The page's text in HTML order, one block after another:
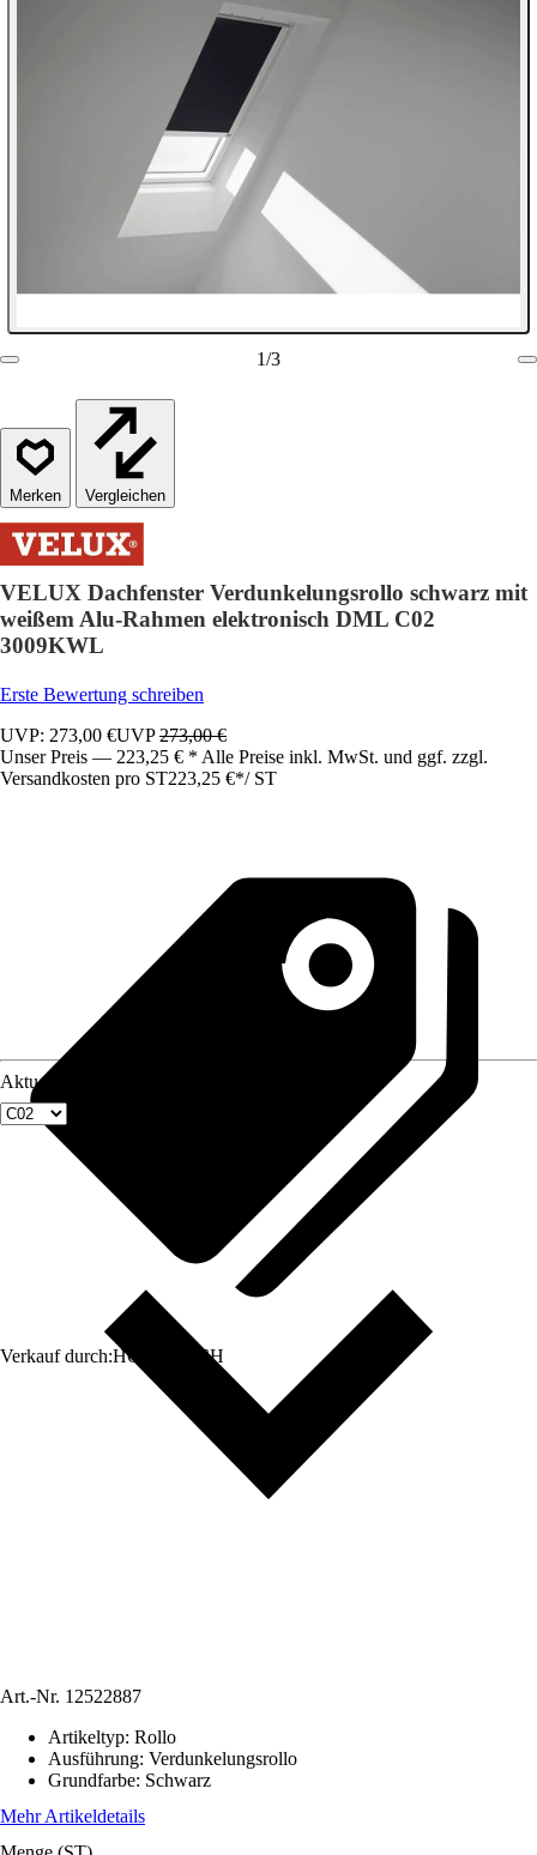
1/3
Vergleichen
VELUX Dachfenster Verdunkelungsrollo schwarz mit
weißem Alu-Rahmen elektronisch DML C02
3009KWL
Erste Bewertung schreiben
UVP: 273,00 €UVP273,00 €
Unser Preis — 223,25 € * Alle Preise inkl. MwSt. und ggf. zzgl.
Versandkosten pro ST223,25 €*/ ST
Verkauf durch:HORNBACH
Aktuellste Fenstergröße
Art.-Nr. 12522887
Artikeltyp: Rollo
Ausführung: Verdunkelungsrollo
Grundfarbe: Schwarz
Mehr Artikeldetails